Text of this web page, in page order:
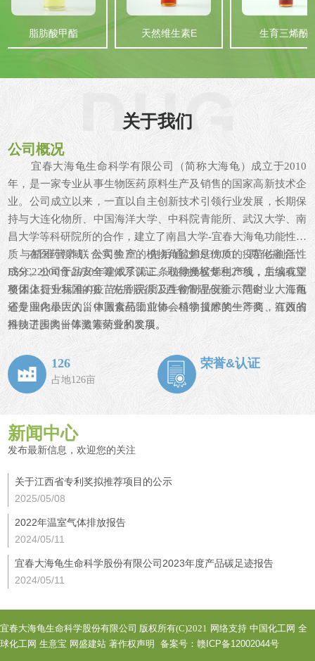
脂肪酸甲酯 天然维生素E 生育三烯酚
关于我们
公司概况
宜春大海龟生命科学有限公司（简称大海龟）成立于2010
年，是一家专业从事生物医药原料生产及销售的国家高新技术企
业。公司成立以来，一直以自主创新技术引领行业发展，长期保
持与大连化物所、中国海洋大学、中科院青能所、武汉大学、南
昌大学等科研院所的合作，建立了南昌大学-宜春大海龟功能性脂
质与精准营养联合实验室。先后通过ISO9001、两化融合、
FSSC22000食品安全等体系认证。取得授权专利28项，主编或立
项团体行业标准4项，先后获得江西省管理创新示范企业、江西
省专业化小巨人、中国食品工业协会科学技术奖一等奖、江西省
科技进步奖一等奖等荣誉和奖项。
在医药领域，公司生产的植物角鲨烯是优质的疫苗佐剂活性
成分。公司于2020年建成了第二条植物角鲨烯生产线，后续有望
整体上提升我国的疫苗佐剂品质及生物制品安全。同时，大海龟
还是国内最大的甾体激素药物前体—植物甾醇的生产商，有效的
推动了国内甾体激素药业的发展。
126
占地126亩
荣誉&认证
新闻中心
发布最新信息，欢迎您的关注
关于江西省专利奖拟推荐项目的公示
2025/05/08
2022年温室气体排放报告
2024/05/11
宜春大海龟生命科学股份有限公司2023年度产品碳足迹报告
2024/05/11
宜春大海龟生命科学股份有限公司 版权所有(C)2021 网络支持 中国化工网 全
球化工网 生意宝 网盛建站 著作权声明 备案号：赣ICP备12002044号